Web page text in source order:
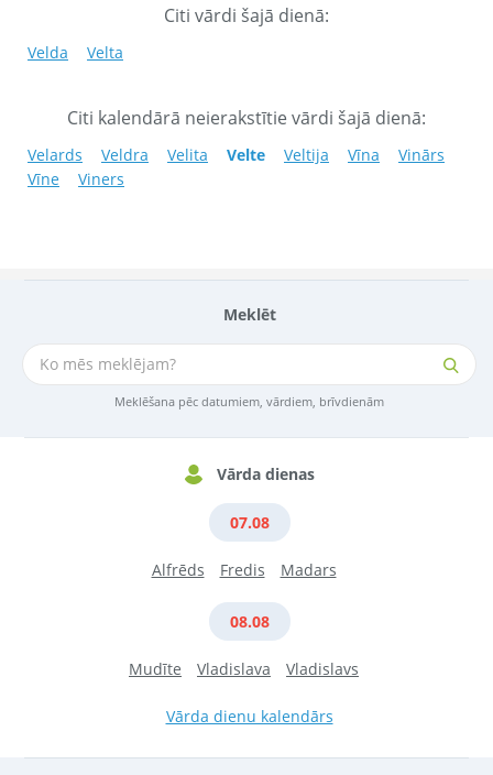
Meklēt
Meklēšana pēc datumiem, vārdiem, brīvdienām
Vārda dienas
07.08
Alfrēds Fredis Madars
08.08
Mudīte Vladislava Vladislavs
Vārda dienu kalendārs
Citi vārdi šajā dienā:
Velda Velta
Citi kalendārā neierakstītie vārdi šajā dienā:
Velards Veldra Velita Velte Veltija Vīna
Vinārs
Vīne
Viners